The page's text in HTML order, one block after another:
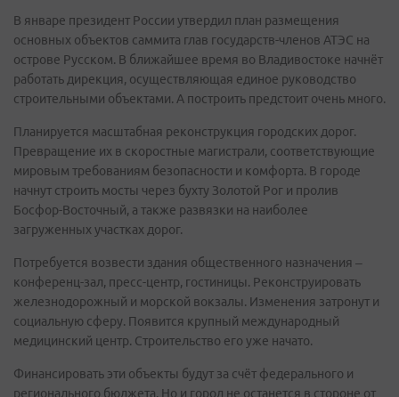
В январе президент России утвердил план размещения
основных объектов саммита глав государств-членов АТЭС на
острове Русском. В ближайшее время во Владивостоке начнёт
работать дирекция, осуществляющая единое руководство
строительными объектами. А построить предстоит очень много.
Планируется масштабная реконструкция городских дорог.
Превращение их в скоростные магистрали, соответствующие
мировым требованиям безопасности и комфорта. В городе
начнут строить мосты через бухту Золотой Рог и пролив
Босфор-Восточный, а также развязки на наиболее
загруженных участках дорог.
Потребуется возвести здания общественного назначения –
конференц-зал, пресс-центр, гостиницы. Реконструировать
железнодорожный и морской вокзалы. Изменения затронут и
социальную сферу. Появится крупный международный
медицинский центр. Строительство его уже начато.
Финансировать эти объекты будут за счёт федерального и
регионального бюджета. Но и город не останется в стороне от